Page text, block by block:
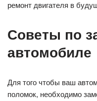
ремонт двигателя в
Советы по
автомобиле
Для того чтобы ваш
поломок, необходимо